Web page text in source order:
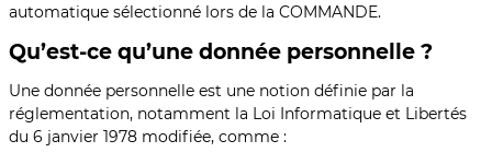
automatique sélectionné lors de la COMMANDE.
Qu’est-ce qu’une donnée personnelle ?
Une donnée personnelle est une notion définie par la
réglementation, notamment la Loi Informatique et Libertés
du 6 janvier 1978 modifiée, comme :